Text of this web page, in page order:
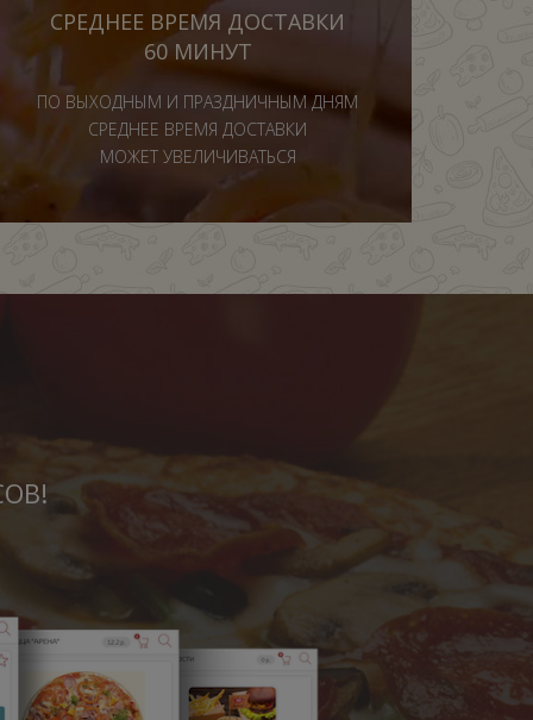
СРЕДНЕЕ ВРЕМЯ ДОСТАВКИ
60 МИНУТ
ПО ВЫХОДНЫМ И ПРАЗДНИЧНЫМ ДНЯМ
СРЕДНЕЕ ВРЕМЯ ДОСТАВКИ
МОЖЕТ УВЕЛИЧИВАТЬСЯ